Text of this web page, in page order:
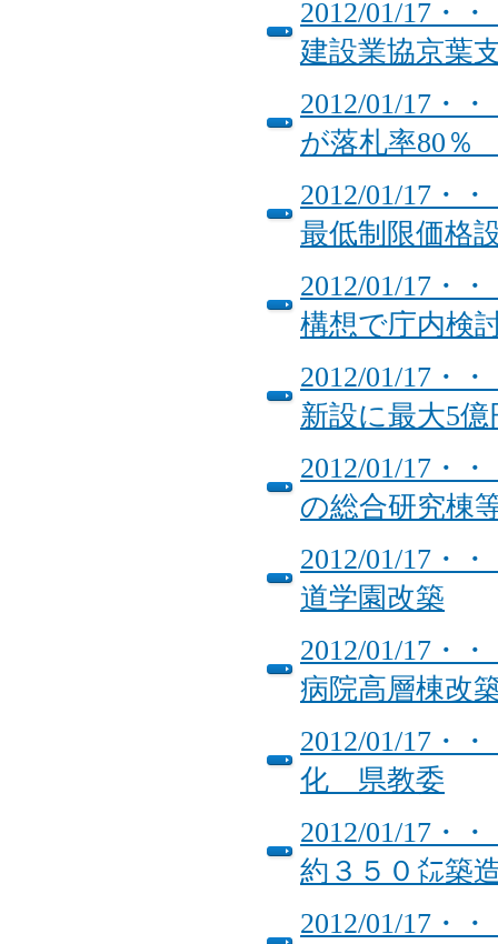
2012/01/17・
建設業協京葉
2012/01/17・
が落札率80
2012/01/17・
最低制限価格
2012/01/17・
構想で庁内
2012/01/17・
新設に最大5
2012/01/17・
の総合研究棟
2012/01/17・
道学園改築
2012/01/17・
病院高層棟改
2012/01/17・
化 県教委
2012/01/17
約３５０㍍築
2012/01/17・